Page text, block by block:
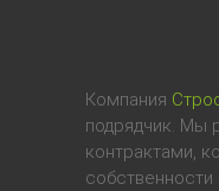
Компания
подрядчик. Мы
контрактами,